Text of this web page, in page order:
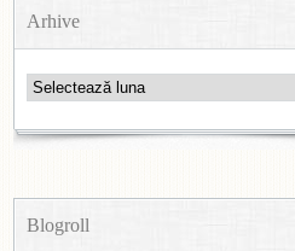
Arhive
Arhive
Blogroll